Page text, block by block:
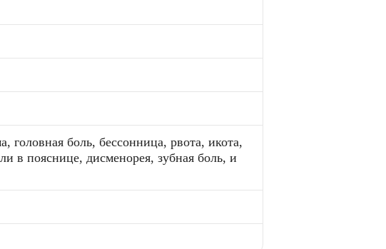
головная боль, бессонница, рвота, икота,
в пояснице, дисменорея, зубная боль, и